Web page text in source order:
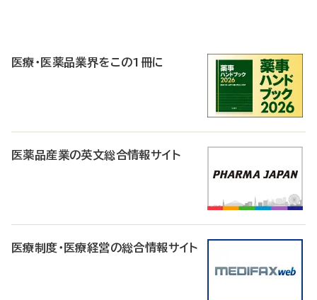
医療・医薬品業界をこの1冊に
医薬品産業の英文総合情報サイト
医療制度・医療経営の総合情報サイト